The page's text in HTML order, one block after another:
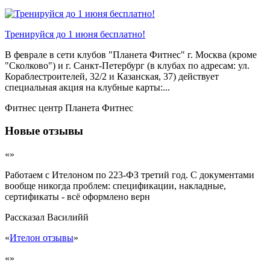
Тренируйся до 1 июня бесплатно!
В феврале в сети клубов "Планета Фитнес" г. Москва (кроме
"Сколково") и г. Санкт-Петербург (в клубах по адресам: ул.
Кораблестроителей, 32/2 и Казанская, 37) действует
специальная акция на клубные карты:...
Фитнес центр Планета Фитнес
Новые отзывы
«»
Работаем с Ителоном по 223-ФЗ третий год. С документами
вообще никогда проблем: спецификации, накладные,
сертификаты - всё оформлено верн
Рассказал Василийй
«Ителон отзывы»
«»